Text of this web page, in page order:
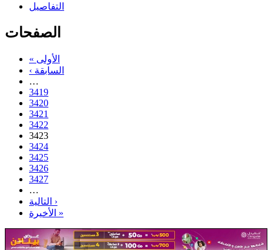
التفاصيل
الصفحات
« الأولى
‹ السابقة
…
3419
3420
3421
3422
3423
3424
3425
3426
3427
…
التالية ›
الأخيرة »